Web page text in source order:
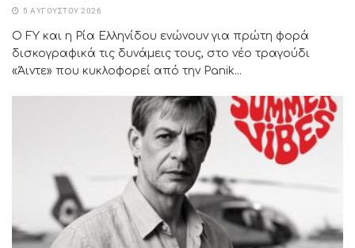
5 ΑΥΓΟΎΣΤΟΥ 2026
Ο FY και η Ρία Ελληνίδου ενώνουν για πρώτη φορά
δισκογραφικά τις δυνάμεις τους, στο νέο τραγούδι
«Άιντε» που κυκλοφορεί από την Panik...